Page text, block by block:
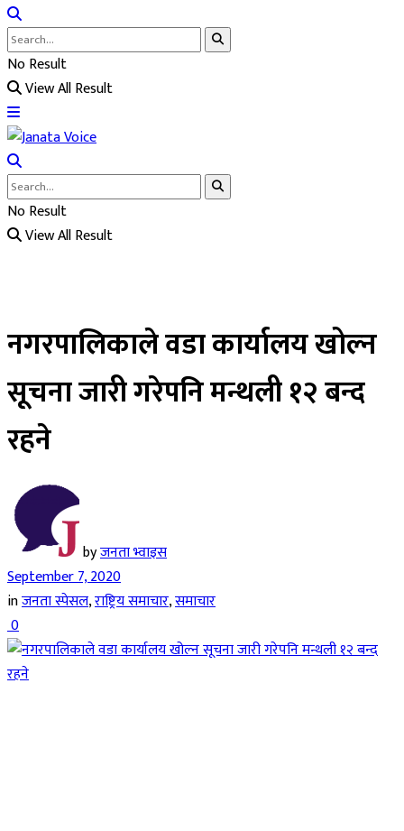
No Result
View All Result
No Result
View All Result
नगरपालिकाले वडा कार्यालय खोल्न
सूचना जारी गरेपनि मन्थली १२ बन्द
रहने
byजनता भ्वाइस
September 7, 2020
inजनता स्पेसल,राष्ट्रिय समाचार,समाचार
0